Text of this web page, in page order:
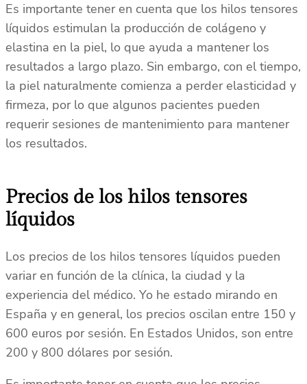
Es importante tener en cuenta que los hilos tensores
líquidos estimulan la producción de colágeno y
elastina en la piel, lo que ayuda a mantener los
resultados a largo plazo. Sin embargo, con el tiempo,
la piel naturalmente comienza a perder elasticidad y
firmeza, por lo que algunos pacientes pueden
requerir sesiones de mantenimiento para mantener
los resultados.
Precios de los hilos tensores
líquidos
Los precios de los hilos tensores líquidos pueden
variar en función de la clínica, la ciudad y la
experiencia del médico. Yo he estado mirando en
España y en general, los precios oscilan entre 150 y
600 euros por sesión. En Estados Unidos, son entre
200 y 800 dólares por sesión.